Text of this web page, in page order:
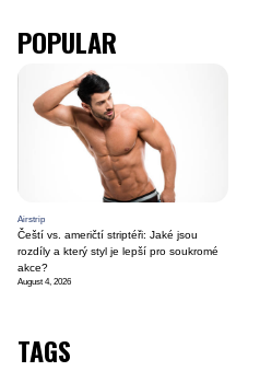
POPULAR
Airstrip
Čeští vs. američtí striptéři: Jaké jsou
rozdíly a který styl je lepší pro soukromé
akce?
August 4, 2026
TAGS